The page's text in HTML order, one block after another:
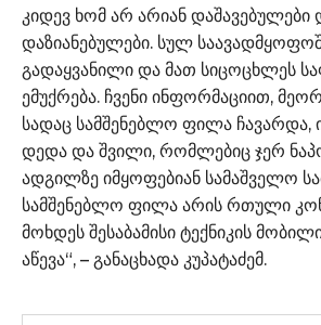
კიდევ ხომ არ არიან დაშავებულები
დაზიანებულები. სულ
გადაყვანილი და მათ სიცოცხლეს
ემუქრება. ჩვენი ინფორმაციით,
სადაც სამშენებლო ფილა ჩავარდა,
დედა და შვილი, რომლებიც ჯერ
ადგილზე იმყოფებიან სამაშველო
სამშენებლო ფილა არის რთული
მოხდეს შესაბამისი ტექნიკის
აწევა“, – განაცხადა კუპატაძემ.